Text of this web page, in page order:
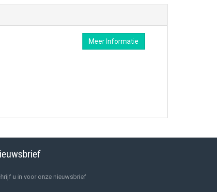
Meer Informatie
u in voor onze nieuwsbrief